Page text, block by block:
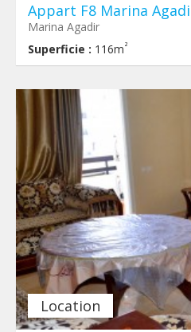
Appart F8 Marina
Marina Agadir
Superficie : 116m²
Location